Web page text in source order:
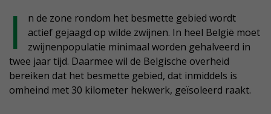
I
n de zone rondom het besmette gebied wordt
actief gejaagd op wilde zwijnen. In heel België moet
zwijnenpopulatie minimaal worden gehalveerd in
twee jaar tijd. Daarmee wil de Belgische overheid
bereiken dat het besmette gebied, dat inmiddels is
omheind met 30 kilometer hekwerk, geïsoleerd raakt.